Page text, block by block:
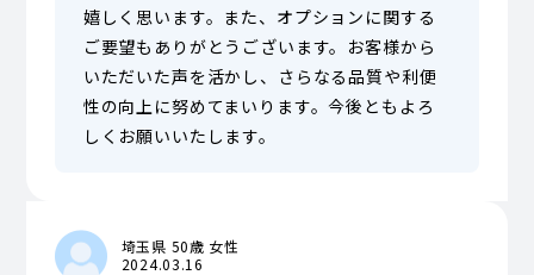
嬉しく思います。また、オプションに関する
ご要望もありがとうございます。お客様から
いただいた声を活かし、さらなる品質や利便
性の向上に努めてまいります。今後ともよろ
しくお願いいたします。
埼玉県 50歳 女性
2024.03.16